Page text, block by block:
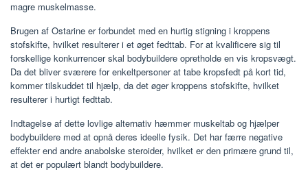
magre muskelmasse.
Brugen af ​​Ostarine er forbundet med en hurtig stigning i kroppens
stofskifte, hvilket resulterer i et øget fedttab. For at kvalificere sig til
forskellige konkurrencer skal bodybuildere opretholde en vis kropsvægt.
Da det bliver sværere for enkeltpersoner at tabe kropsfedt på kort tid,
kommer tilskuddet til hjælp, da det øger kroppens stofskifte, hvilket
resulterer i hurtigt fedttab.
Indtagelse af dette lovlige alternativ hæmmer muskeltab og hjælper
bodybuildere med at opnå deres ideelle fysik. Det har færre negative
effekter end andre anabolske steroider, hvilket er den primære grund til,
at det er populært blandt bodybuildere.